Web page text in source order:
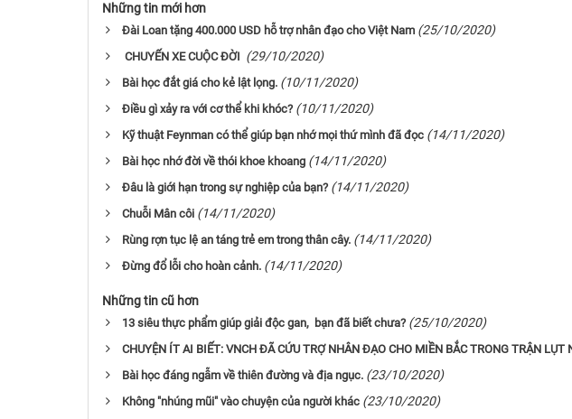
Những tin mới hơn
Đài Loan tặng 400.000 USD hỗ trợ nhân đạo cho Việt Nam (25/10/2020)
CHUYẾN XE CUỘC ĐỜI (29/10/2020)
Bài học đắt giá cho kẻ lật lọng. (10/11/2020)
Điều gì xảy ra với cơ thể khi khóc? (10/11/2020)
Kỹ thuật Feynman có thể giúp bạn nhớ mọi thứ mình đã đọc (14/11/2020)
Bài học nhớ đời về thói khoe khoang (14/11/2020)
Đâu là giới hạn trong sự nghiệp của bạn? (14/11/2020)
Chuỗi Mân côi (14/11/2020)
Rùng rợn tục lệ an táng trẻ em trong thân cây. (14/11/2020)
Đừng đổ lỗi cho hoàn cảnh. (14/11/2020)
Những tin cũ hơn
13 siêu thực phẩm giúp giải độc gan, bạn đã biết chưa? (25/10/2020)
CHUYỆN ÍT AI BIẾT: VNCH ĐÃ CỨU TRỢ NHÂN ĐẠO CHO MIỀN BẮC TRONG TRẬN LỤT
Bài học đáng ngẫm về thiên đường và địa ngục. (23/10/2020)
Không "nhúng mũi" vào chuyện của người khác (23/10/2020)